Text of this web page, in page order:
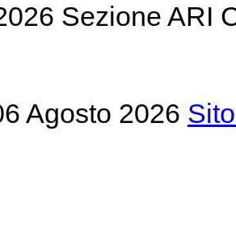
Sezione ARI
Agosto 2026